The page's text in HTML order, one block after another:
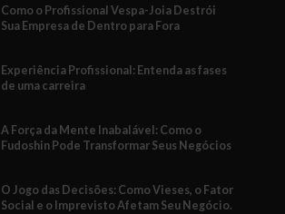
Como o Profissional Vespa-Joia Destrói
Sua Empresa de Dentro para Fora
Experiência Profissional: Entenda as fases
de uma carreira
A Força da Mente Inabalável: Como o
Fudoshin Pode Transformar Seus Negócios
O Jogo das Decisões: Como Vieses, o Fator
Social e o Imprevisto Afetam Seu Negócio.